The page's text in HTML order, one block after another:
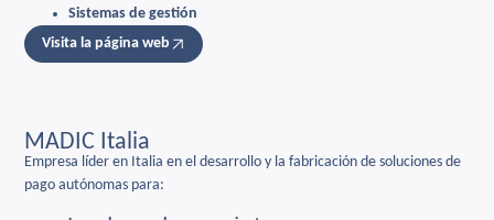
Sistemas de gestión
Visita la página web
MADIC Italia
Empresa líder en Italia en el desarrollo y la fabricación de soluciones de
pago autónomas para: